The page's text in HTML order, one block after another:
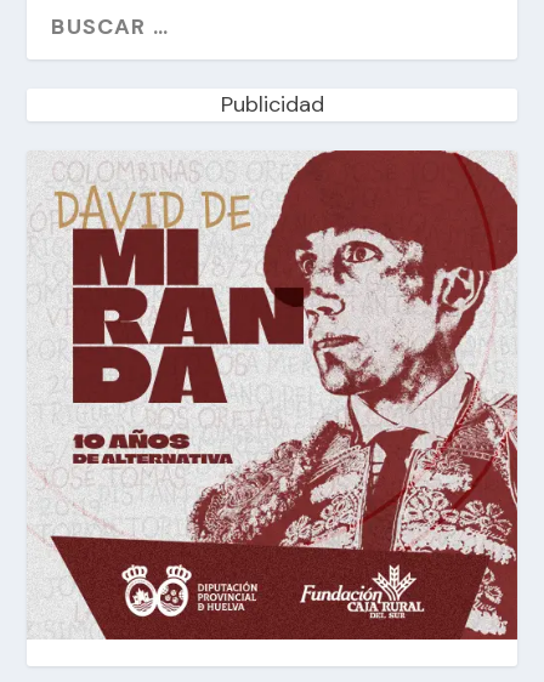
Publicidad